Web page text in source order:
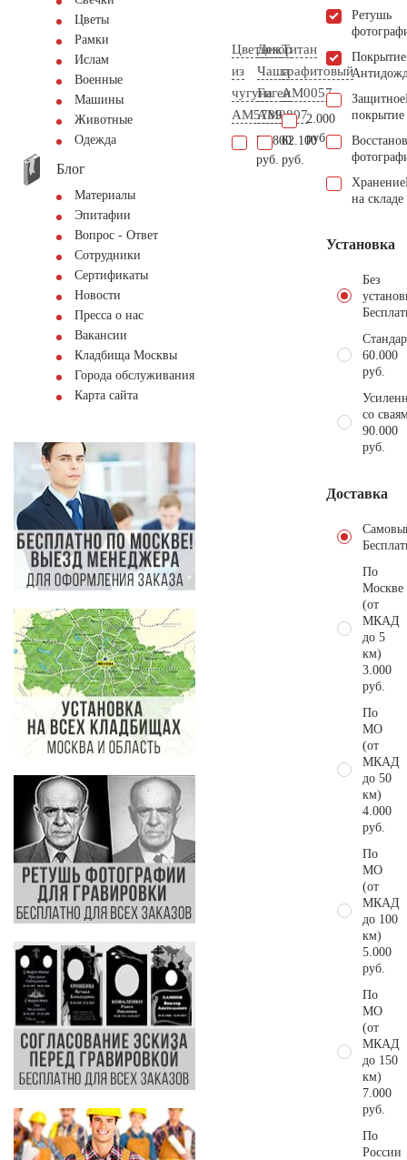
Цветы
Рамки
Ислам
Военные
Машины
Животные
Одежда
Блог
Материалы
Эпитафии
Вопрос - Ответ
Сотрудники
Сертификаты
Новости
Пресса о нас
Вакансии
Кладбища Москвы
Города обслуживания
Карта сайта
Цветник
из
чугуна
AM5789
71.800
руб.
Декор
Чаша
Гигеи
AM0807
62.100
руб.
Титан
графитовый
AM0057
2.000
руб.
Ретушь
Покрытие
Защитное
покрытие
Хранение
на складе
Установка
Без
60.000
руб.
со
90.000
руб.
Доставка
По
Москве
(от
МКАД
до 5
км)
3.000
руб.
По
МО
(от
МКАД
до 50
км)
4.000
руб.
По
МО
(от
МКАД
до 100
км)
5.000
руб.
По
МО
(от
МКАД
до 150
км)
7.000
руб.
По
России